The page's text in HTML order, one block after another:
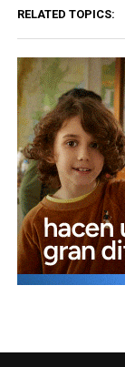
RELATED TOPICS: